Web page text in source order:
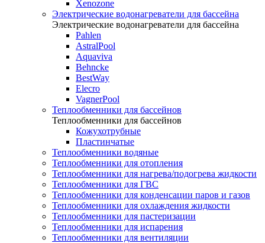
Xenozone
Электрические водонагреватели для бассейна
Электрические водонагреватели для бассейна
Pahlen
AstralPool
Aquaviva
Behncke
BestWay
Elecro
VagnerPool
Теплообменники для бассейнов
Теплообменники для бассейнов
Кожухотрубные
Пластинчатые
Теплообменники водяные
Теплообменники для отопления
Теплообменники для нагрева/подогрева жидкости
Теплообменники для ГВС
Теплообменники для конденсации паров и газов
Теплообменники для охлаждения жидкости
Теплообменники для пастеризации
Теплообменники для испарения
Теплообменники для вентиляции